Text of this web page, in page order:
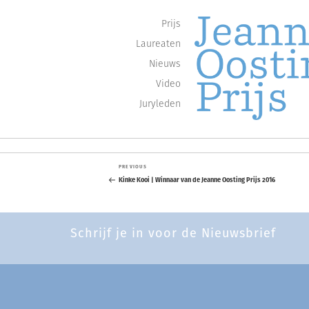
Prijs
Laureaten
Nieuws
Video
Juryleden
Berichtnavigatie
Previous
Post
PREVIOUS
Kinke Kooi | Winnaar van de Jeanne Oosting Prijs 2016
Schrijf je in voor de Nieuwsbrief